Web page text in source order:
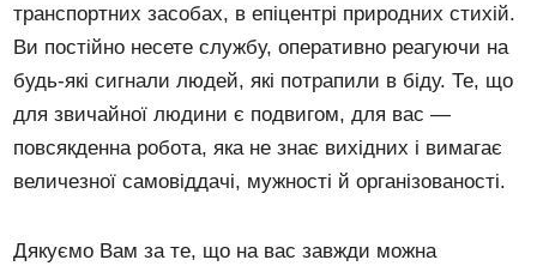
транспортних засобах, в епіцентрі природних стихій.
Ви постійно несете службу, оперативно реагуючи на
будь-які сигнали людей, які потрапили в біду. Те, що
для звичайної людини є подвигом, для вас —
повсякденна робота, яка не знає вихідних і вимагає
величезної самовіддачі, мужності й організованості.
Дякуємо Вам за те, що на вас завжди можна